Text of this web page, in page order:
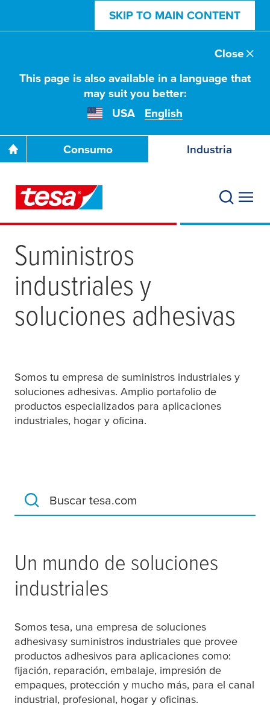
SKIP TO MAIN CONTENT
This page is also available in a language that
may suit you better:
USA
English
Close
Consumo Industria
Suministros
industriales y
soluciones adhesivas
Somos tu empresa de suministros industriales y
soluciones adhesivas. Amplio portafolio de
productos especializados para aplicaciones
industriales, hogar y oficina.
Buscar tesa.com
Un mundo de soluciones
industriales
Somos tesa, una empresa de soluciones
adhesivasy suministros industriales que provee
productos adhesivos para aplicaciones como:
fijación, reparación, embalaje, impresión de
empaques, protección y mucho más, para el canal
industrial, profesional, hogar y oficinas.